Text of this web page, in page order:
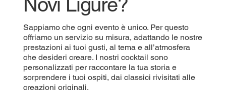
Sappiamo che ogni evento è unico. Per questo
offriamo un servizio su misura, adattando le nostre
prestazioni ai tuoi gusti, al tema e all’atmosfera
che desideri creare. I nostri cocktail sono
personalizzati per raccontare la tua storia e
sorprendere i tuoi ospiti, dai classici rivisitati alle
creazioni originali.